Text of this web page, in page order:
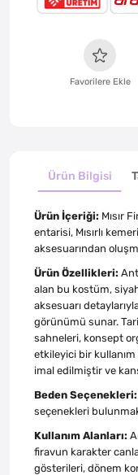
Favorilere Ekle
Ürün Bilgisi
Ürün İçeriği: Mısır
entarisi, Mısırlı
aksesuarından
Ürün Özellikleri:
alan bu kostüm,
aksesuarı
görünümü sunar.
sahneleri, konsept
etkileyici bir
imal edilmiştir ve
Beden Seçenekleri:
seçenekleri
Kullanım Alanları:
firavun karakter
gösterileri, dönem